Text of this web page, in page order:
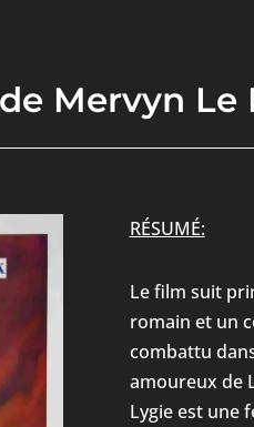
de Mervyn Le
RÉSUMÉ:
Le film suit
romain et un
combattu
amoureux de
Lygie est une